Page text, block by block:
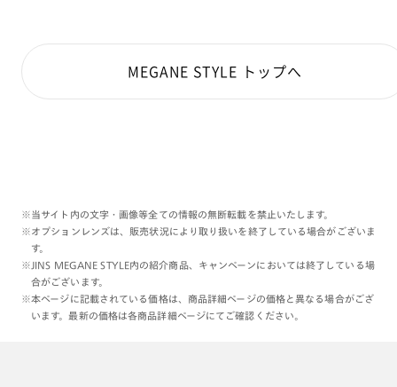
MEGANE STYLE トップへ
※当サイト内の文字・画像等全ての情報の無断転載を禁止いたします。
※オプションレンズは、販売状況により取り扱いを終了している場合がございま
す。
※JINS MEGANE STYLE内の紹介商品、キャンペーンにおいては終了している場
合がございます。
※本ページに記載されている価格は、商品詳細ページの価格と異なる場合がござ
います。最新の価格は各商品詳細ページにてご確認ください。